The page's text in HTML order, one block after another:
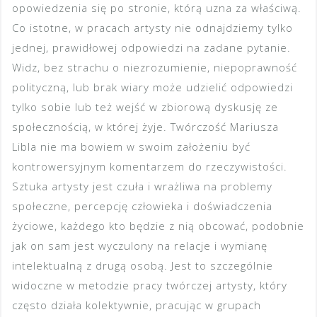
opowiedzenia się po stronie, którą uzna za właściwą.
Co istotne, w pracach artysty nie odnajdziemy tylko
jednej, prawidłowej odpowiedzi na zadane pytanie.
Widz, bez strachu o niezrozumienie, niepoprawność
polityczną, lub brak wiary może udzielić odpowiedzi
tylko sobie lub też wejść w zbiorową dyskusję ze
społecznością, w której żyje. Twórczość Mariusza
Libla nie ma bowiem w swoim założeniu być
kontrowersyjnym komentarzem do rzeczywistości.
Sztuka artysty jest czuła i wrażliwa na problemy
społeczne, percepcję człowieka i doświadczenia
życiowe, każdego kto będzie z nią obcować, podobnie
jak on sam jest wyczulony na relacje i wymianę
intelektualną z drugą osobą. Jest to szczególnie
widoczne w metodzie pracy twórczej artysty, który
często działa kolektywnie, pracując w grupach